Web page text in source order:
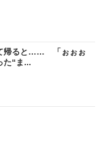
帰ると…… 「ぉぉぉ
た“ま...